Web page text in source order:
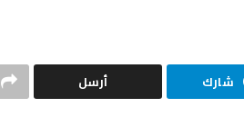
شارك أرسل